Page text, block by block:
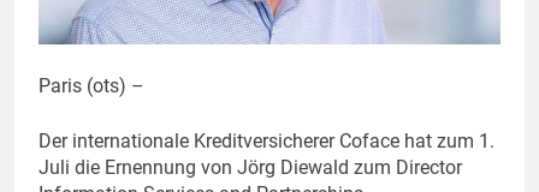
Paris (ots) –
Der internationale Kreditversicherer Coface hat zum 1.
Juli die Ernennung von Jörg Diewald zum Director